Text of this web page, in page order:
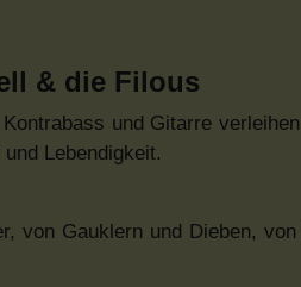
& die Filous
und Gitarre
Lebendigkeit.
von Gauklern und Dieben,